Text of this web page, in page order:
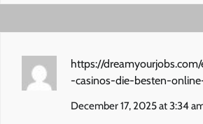
https://
-casinos-die-besten-
December 17, 2025 at 3:34